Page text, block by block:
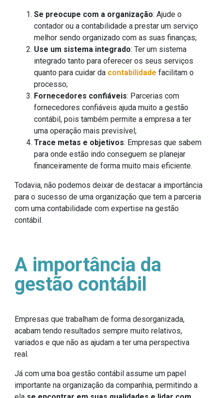
Se preocupe com a organização: Ajude o
contador ou a contabilidade a prestar um serviço
melhor sendo organizado com as suas finanças;
Use um sistema integrado: Ter um sistema
integrado tanto para oferecer os seus serviços
quanto para cuidar da contabilidade facilitam o
processo;
Fornecedores confiáveis: Parcerias com
fornecedores confiáveis ajuda muito a gestão
contábil, pois também permite a empresa a ter
uma operação mais previsível;
Trace metas e objetivos: Empresas que sabem
para onde estão indo conseguem se planejar
financeiramente de forma muito mais eficiente.
Todavia, não podemos deixar de destacar a importância
para o sucesso de uma organização que tem a parceria
com uma contabilidade com expertise na gestão
contábil.
A importância da
gestão contábil
Empresas que trabalham de forma desorganizada,
acabam tendo resultados sempre muito relativos,
variados e que não as ajudam a ter uma perspectiva
real.
Já com uma boa gestão contábil assume um papel
importante na organização da companhia, permitindo a